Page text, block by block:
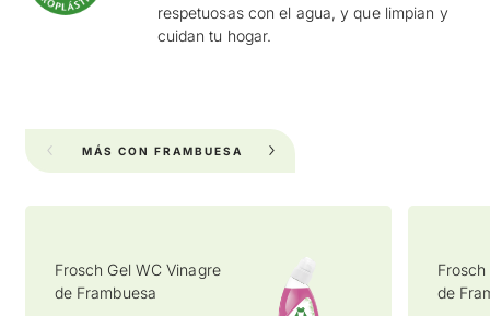
respetuosas con el agua, y que limpian y
cuidan tu hogar.
MÁS CON FRAMBUESA
Frosch Gel WC Vinagre
de Frambuesa
de
Frosch Lavavajillas
Concentrado Romero
Frosch